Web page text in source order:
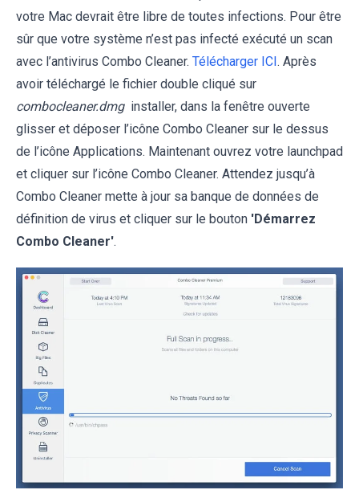
votre Mac devrait être libre de toutes infections. Pour être
sûr que votre système n’est pas infecté exécuté un scan
avec l’antivirus Combo Cleaner. Télécharger ICI . Après
avoir téléchargé le fichier double cliqué sur
combocleaner.dmg installer, dans la fenêtre ouverte
glisser et déposer l’icône Combo Cleaner sur le dessus
de l’icône Applications. Maintenant ouvrez votre launchpad
et cliquer sur l’icône Combo Cleaner. Attendez jusqu’à
Combo Cleaner mette à jour sa banque de données de
définition de virus et cliquer sur le bouton 'Démarrez
Combo Cleaner'.